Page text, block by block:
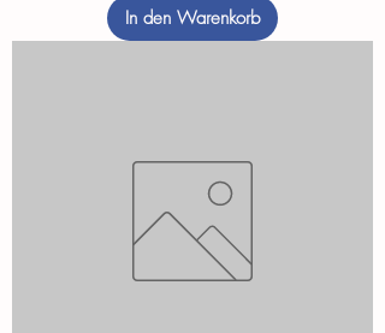
In den Warenkorb